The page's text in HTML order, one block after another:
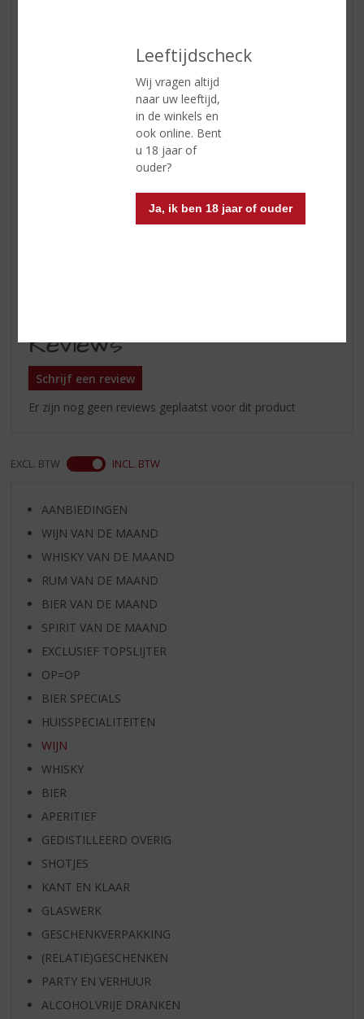
Leeftijdscheck
Wij vragen altijd
naar uw leeftijd,
in de winkels en
ook online. Bent
u 18 jaar of
ouder?
Ja, ik ben 18 jaar of ouder
Dolcetto
75 CL
Alcoholpercentage
13.5% vol
Rood
Fruitig & Zacht
Rood
Reviews
Schrijf een review
Er zijn nog geen reviews geplaatst voor dit product
EXCL. BTW INCL. BTW
AANBIEDINGEN
WIJN VAN DE MAAND
WHISKY VAN DE MAAND
RUM VAN DE MAAND
BIER VAN DE MAAND
SPIRIT VAN DE MAAND
EXCLUSIEF TOPSLIJTER
OP=OP
BIER SPECIALS
HUISSPECIALITEITEN
WIJN
WHISKY
BIER
APERITIEF
GEDISTILLEERD OVERIG
SHOTJES
KANT EN KLAAR
GLASWERK
GESCHENKVERPAKKING
(RELATIE)GESCHENKEN
PARTY EN VERHUUR
ALCOHOLVRIJE DRANKEN